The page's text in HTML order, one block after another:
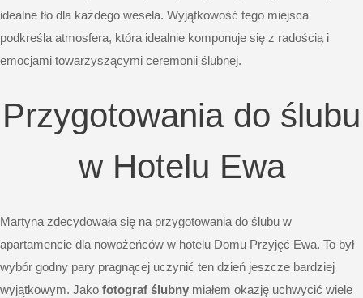
idealne tło dla każdego wesela. Wyjątkowość tego miejsca
podkreśla atmosfera, która idealnie komponuje się z radością i
emocjami towarzyszącymi ceremonii ślubnej.
Przygotowania do ślubu
w Hotelu Ewa
Martyna zdecydowała się na przygotowania do ślubu w
apartamencie dla nowożeńców w hotelu Domu Przyjęć Ewa. To był
wybór godny pary pragnącej uczynić ten dzień jeszcze bardziej
wyjątkowym. Jako fotograf ślubny miałem okazję uchwycić wiele